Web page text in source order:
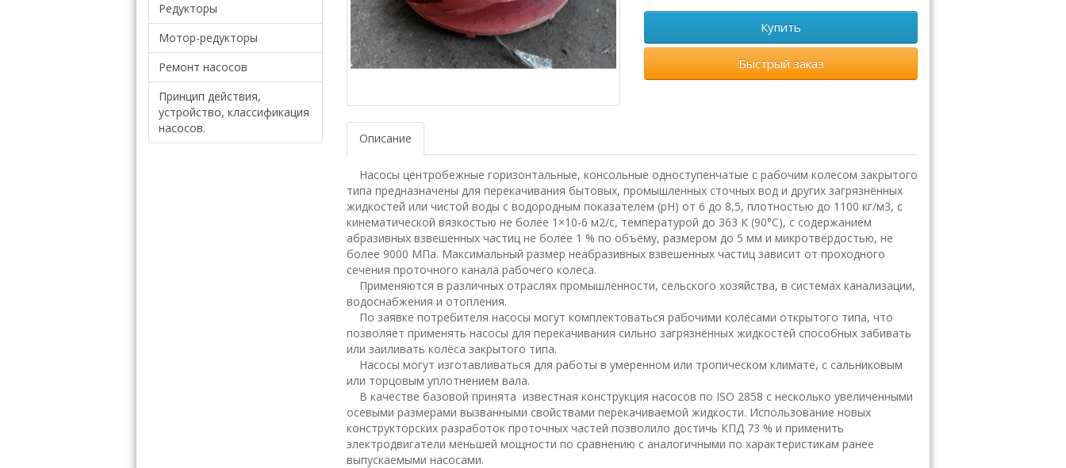
Редукторы
Мотор-редукторы
Ремонт насосов
Принцип действия,
устройство, классификация
насосов.
Купить
Быстрый заказ
Описание
Насосы центробежные горизонтальные, консольные одноступенчатые с рабочим колесом закрытого
типа предназначены для перекачивания бытовых, промышленных сточных вод и других загрязнённых
жидкостей или чистой воды с водородным показателем (рН) от 6 до 8,5, плотностью до 1100 кг/м3, с
кинематической вязкостью не более 1×10-6 м2/с, температурой до 363 К (90°С), с содержанием
абразивных взвешенных частиц не более 1 % по объёму, размером до 5 мм и микротвёрдостью, не
более 9000 МПа. Максимальный размер неабразивных взвешенных частиц зависит от проходного
сечения проточного канала рабочего колеса.
Применяются в различных отраслях промышленности, сельского хозяйства, в системах канализации,
водоснабжения и отопления.
По заявке потребителя насосы могут комплектоваться рабочими колёсами открытого типа, что
позволяет применять насосы для перекачивания сильно загрязнённых жидкостей способных забивать
или заиливать колёса закрытого типа.
Насосы могут изготавливаться для работы в умеренном или тропическом климате, с сальниковым
или торцовым уплотнением вала.
В качестве базовой принята известная конструкция насосов по ISO 2858 с несколько увеличенными
осевыми размерами вызванными свойствами перекачиваемой жидкости. Использование новых
конструкторских разработок проточных частей позволило достичь КПД 73 % и применить
электродвигатели меньшей мощности по сравнению с аналогичными по характеристикам ранее
выпускаемыми насосами.